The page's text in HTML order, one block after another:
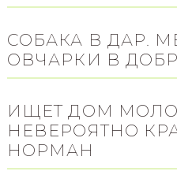
СОБАКА В ДАР.
ОВЧАРКИ В
ИЩЕТ ДОМ
НЕВЕРОЯТНО
НОРМАН